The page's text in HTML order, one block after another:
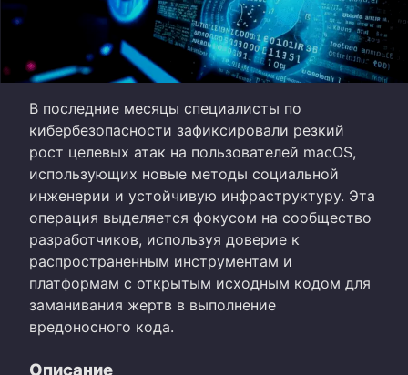
В последние месяцы специалисты по
кибербезопасности зафиксировали резкий
рост целевых атак на пользователей macOS,
использующих новые методы социальной
инженерии и устойчивую инфраструктуру. Эта
операция выделяется фокусом на сообщество
разработчиков, используя доверие к
распространенным инструментам и
платформам с открытым исходным кодом для
заманивания жертв в выполнение
вредоносного кода.
Описание